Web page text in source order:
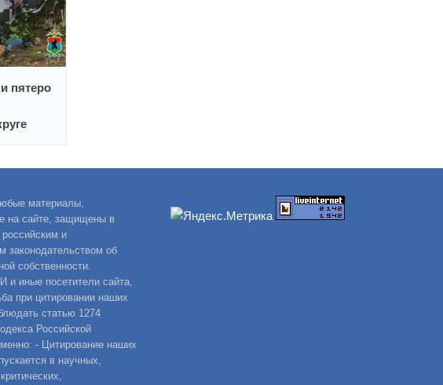
пятеро
материалы,
на сайте, защищены в
российским и
законодательством об
собственности.
иные посетители сайта,
при цитировании наших
статью 1274
Российской
- Цитирование наших
в научных,